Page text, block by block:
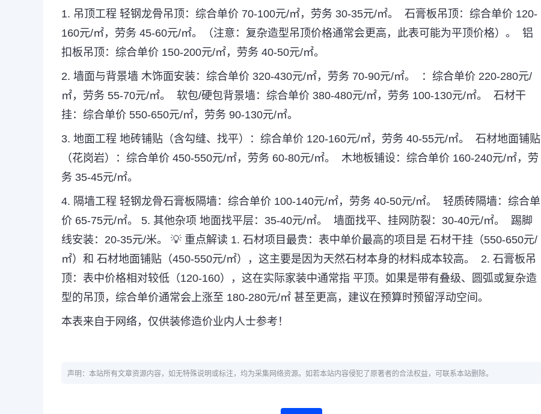
1. 吊顶工程 轻钢龙骨吊顶：综合单价 70-100元/㎡，劳务 30-35元/㎡。 石膏板吊顶：综合单价 120-
160元/㎡，劳务 45-60元/㎡。（注意：复杂造型吊顶价格通常会更高，此表可能为平顶价格）。
铝
扣板吊顶：综合单价 150-200元/㎡，劳务 40-50元/㎡。
2. 墙面与背景墙 木饰面安装：综合单价 320-430元/㎡，劳务 70-90元/㎡。 ：综合单价 220-280元/
㎡，劳务 55-70元/㎡。 软包/硬包背景墙：综合单价 380-480元/㎡，劳务 100-130元/㎡。
石材干
挂：综合单价 550-650元/㎡，劳务 90-130元/㎡。
3. 地面工程 地砖铺贴（含勾缝、找平）：综合单价 120-160元/㎡，劳务 40-55元/㎡。
石材地面铺贴
（花岗岩）：综合单价 450-550元/㎡，劳务 60-80元/㎡。 木地板铺设：综合单价 160-240元/㎡，劳
务 35-45元/㎡。
4. 隔墙工程 轻钢龙骨石膏板隔墙：综合单价 100-140元/㎡，劳务 40-50元/㎡。
轻质砖隔墙：综合单
价 65-75元/㎡。 5. 其他杂项 地面找平层： 35-40元/㎡。 墙面找平、挂网防裂： 30-40元/㎡。
踢脚
线安装： 20-35元/米。 💡 重点解读 1. 石材项目最贵：表中单价最高的项目是 石材干挂（550-650元/
㎡）和 石材地面铺贴（450-550元/㎡），这主要是因为天然石材本身的材料成本较高。 2. 石膏板吊
顶：表中价格相对较低（120-160），这在实际家装中通常指 平顶。如果是带有叠级、圆弧或复杂造
型的吊顶，综合单价通常会上涨至 180-280元/㎡ 甚至更高，建议在预算时预留浮动空间。
本表来自于网络，仅供装修造价业内人士参考！
声明：本站所有文章资源内容，如无特殊说明或标注，均为采集网络资源。如若本站内容侵犯了原著者的合法权益，可联系本站删除。